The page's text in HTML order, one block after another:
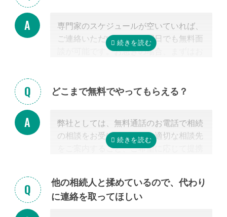
専門家のスケジュールが空いていれば、
ご連絡いただいた当日や翌日でも無料面
談が可能です。お急ぎの場合、まずはお
どこまで無料でやってもらえる？
弊社としては、無料通話のお電話で相続
の相談をお受けすること、適切な相談先
をご案内すること、ご希望に応じて提携
ています。
またご紹介した専門家については、面談
他の相続人と揉めているので、代わり
に連絡を取ってほしい